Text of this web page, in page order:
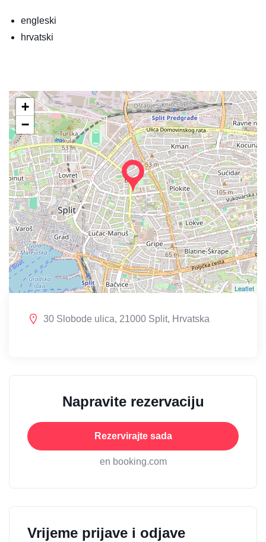
engleski
hrvatski
+
−
Leaflet
30 Slobode ulica, 21000 Split, Hrvatska
Napravite rezervaciju
Rezervirajte sada
en booking.com
Vrijeme prijave i odjave